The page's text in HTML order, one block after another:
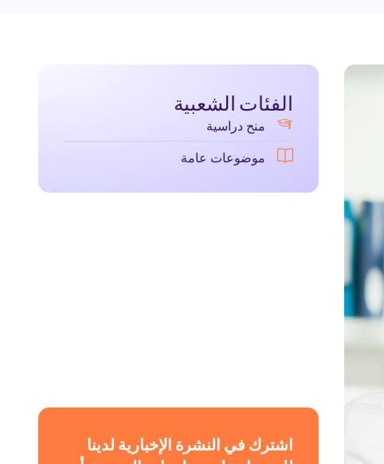
الفئات الشعبية
منح دراسية
موضوعات عامة
اشترك في النشرة الإخبارية لدينا